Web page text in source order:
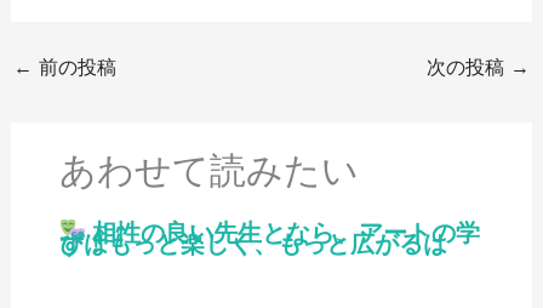
← 前の投稿 次の投稿 →
あわせて読みたい
相性の良い先生となら、アートの学
びはもっと楽しく、もっと広がるはず！